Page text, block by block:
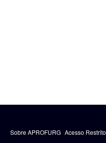
Sobre APROFURG Acesso Restrito